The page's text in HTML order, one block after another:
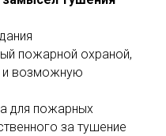
пожарной охраной,
и возможную
для пожарных
за тушение